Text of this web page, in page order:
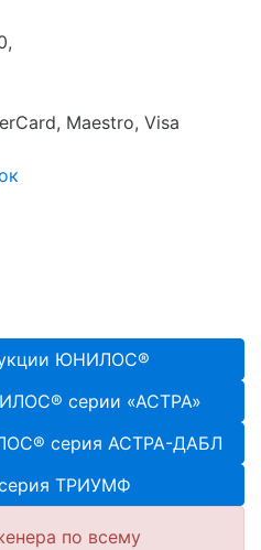
ЮНИЛОС®
серии «АСТРА»
серия АСТРА-ДАБЛ
ТРИУМФ
по всему